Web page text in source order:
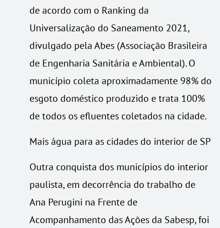
de acordo com o Ranking da
Universalização do Saneamento 2021,
divulgado pela Abes (Associação Brasileira
de Engenharia Sanitária e Ambiental). O
município coleta aproximadamente 98% do
esgoto doméstico produzido e trata 100%
de todos os efluentes coletados na cidade.
Mais água para as cidades do interior de SP
Outra conquista dos municípios do interior
paulista, em decorrência do trabalho de
Ana Perugini na Frente de
Acompanhamento das Ações da Sabesp, foi